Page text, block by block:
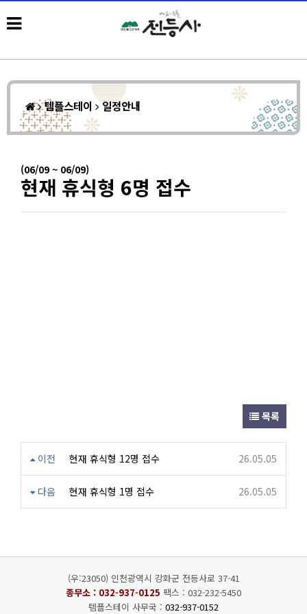
템플스테이 일정안내
(06/09 ~ 06/09)
현재 휴식형 6명 접수
목록
이전 현재 휴식형 12명 접수 26.05.05
다음 현재 휴식형 1명 접수 26.05.05
(우:23050) 인천광역시 강화군 전등사로 37-41
종무소 : 032-937-0125 팩스 : 032-232-5450
템플스테이 사무국 : 032-937-0152